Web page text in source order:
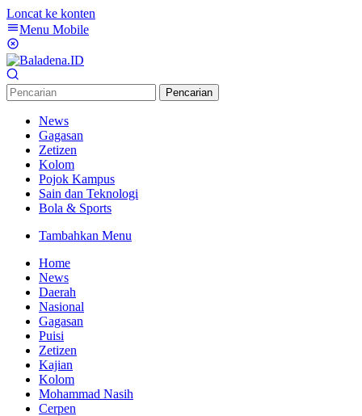
Loncat ke konten
Menu Mobile
Pencarian
News
Gagasan
Zetizen
Kolom
Pojok Kampus
Sain dan Teknologi
Bola & Sports
Tambahkan Menu
Home
News
Daerah
Nasional
Gagasan
Puisi
Zetizen
Kajian
Kolom
Mohammad Nasih
Cerpen